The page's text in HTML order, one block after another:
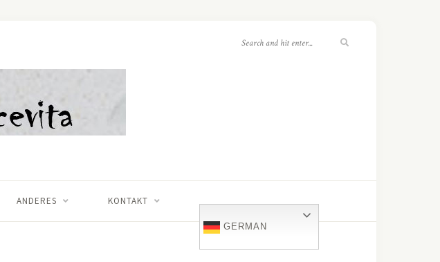
ANDERES KONTAKT
GERMAN